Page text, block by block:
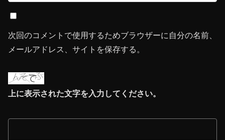
次回のコメントで使用するためブラウザーに自分の名前、
メールアドレス、サイトを保存する。
上に表示された文字を入力してください。